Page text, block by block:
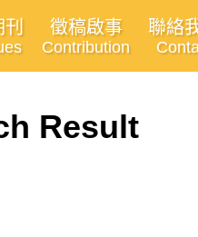
徵稿啟事
Contribution
聯絡
Result